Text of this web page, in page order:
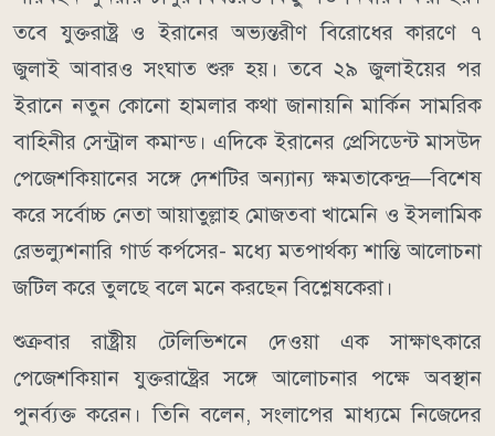
তবে যুক্তরাষ্ট্র ও ইরানের অভ্যন্তরীণ বিরোধের কারণে ৭
জুলাই আবারও সংঘাত শুরু হয়।তবে ২৯ জুলাইয়ের পর
ইরানে নতুন কোনো হামলার কথা জানায়নি মার্কিন সামরিক
বাহিনীর সেন্ট্রাল কমান্ড। এদিকে ইরানের প্রেসিডেন্ট মাসউদ
পেজেশকিয়ানের সঙ্গে দেশটির অন্যান্য ক্ষমতাকেন্দ্র—বিশেষ
করে সর্বোচ্চ নেতা আয়াতুল্লাহ মোজতবা খামেনি ও ইসলামিক
রেভল্যুশনারি গার্ড কর্পসের- মধ্যে মতপার্থক্য শান্তি আলোচনা
জটিল করে তুলছে বলে মনে করছেন বিশ্লেষকেরা।
শুক্রবার রাষ্ট্রীয় টেলিভিশনে দেওয়া এক সাক্ষাৎকারে
পেজেশকিয়ান যুক্তরাষ্ট্রের সঙ্গে আলোচনার পক্ষে অবস্থান
পুনর্ব্যক্ত করেন। তিনি বলেন, সংলাপের মাধ্যমে নিজেদের